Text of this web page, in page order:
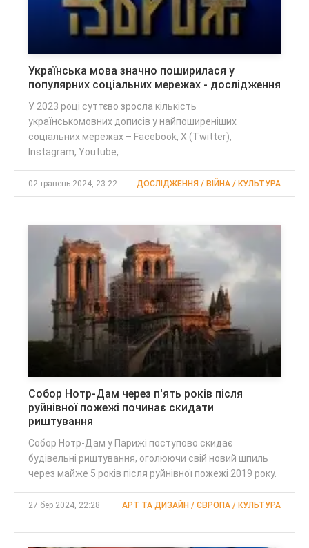
Українська мова значно поширилася у
популярних соціальних мережах - дослідження
У 2023 році суттєво зросла кількість
українськомовних дописів у найпоширеніших
соціальних мережах – Facebook, Х (Twitter),
Instagram, Youtube,
02 травень 2024, 23:22 ДОСЛІДЖЕННЯ / ВІЙНА / КУЛЬТУРА
Собор Нотр-Дам через п'ять років після
руйнівної пожежі починає скидати
риштування
Собор Нотр-Дам у Парижі поступово скидає
будівельні риштування, оголюючи свій новий шпиль
через майже 5 років після руйнівної пожежі 2019 року.
27 бер 2024, 22:28 АРТ ТА ДИЗАЙН / ЄВРОПА / КУЛЬТУРА